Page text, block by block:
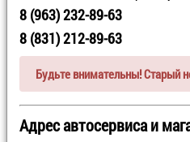
8 (963) 232-89-63
8 (831) 212-89-63
Будьте внимательны! Старый
Адрес автосервиса и